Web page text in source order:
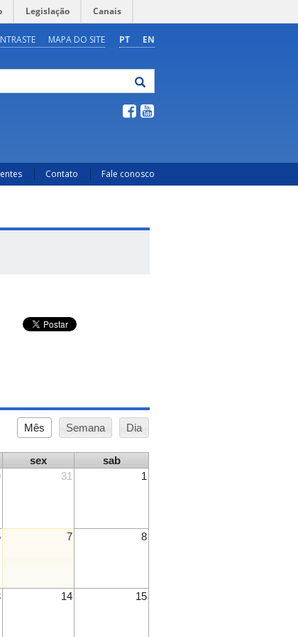
Legislação Canais
PT EN
MAPA DO SITE
Contato Fale conosco
Mês Semana Dia
sex
sab
31 1
7 8
14 15